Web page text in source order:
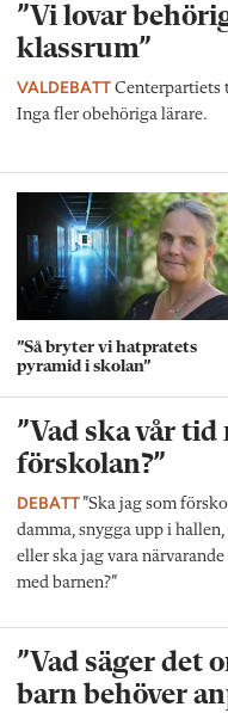
”Vi lovar
klassrum”
VALDEBATT Centerpartiets
Inga fler obehöriga lärare.
”Så bryter vi hatpratets
pyramid i skolan”
”Vad ska vår
förskolan?”
DEBATT”Ska jag som
damma, snygga upp i
eller ska jag vara
med barnen?”
”Vad säger det
barn behöver